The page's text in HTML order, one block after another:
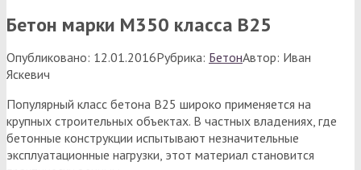
Бетон марки М350 класса B25
Опубликовано: 12.01.2016Рубрика: БетонАвтор: Иван
Яскевич
Популярный класс бетона В25 широко применяется на
крупных строительных объектах. В частных владениях, где
бетонные конструкции испытывают незначительные
эксплуатационные нагрузки, этот материал становится